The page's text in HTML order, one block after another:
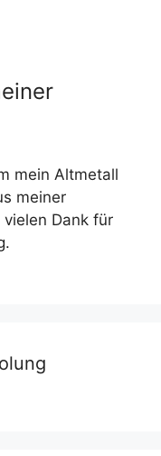
mein Altmetall
meiner
Dank für